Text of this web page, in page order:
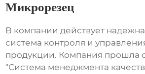
Микрорезец
В компании действует
система контроля и
продукции. Компания прошла
"Система менеджмента